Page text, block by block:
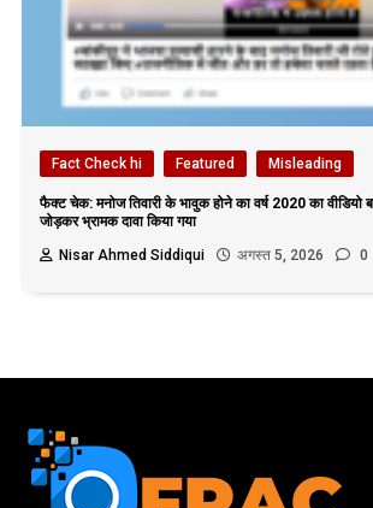
Fact Check hi Featured Misleading
फैक्ट चेक: मनोज तिवारी के भावुक होने का वर्ष 2020 का वीडियो
जोड़कर भ्रामक दावा किया गया
Nisar Ahmed Siddiqui
अगस्त 5, 2026 0